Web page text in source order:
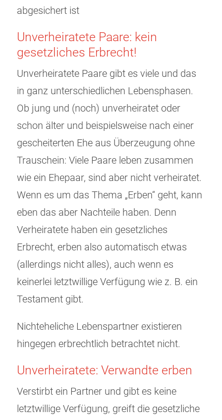
abgesichert ist
Unverheiratete Paare: kein
gesetzliches Erbrecht!
Unverheiratete Paare gibt es viele und das
in ganz unterschiedlichen Lebensphasen.
Ob jung und (noch) unverheiratet oder
schon älter und beispielsweise nach einer
gescheiterten Ehe aus Überzeugung ohne
Trauschein: Viele Paare leben zusammen
wie ein Ehepaar, sind aber nicht verheiratet.
Wenn es um das Thema „Erben“ geht, kann
eben das aber Nachteile haben. Denn
Verheiratete haben ein gesetzliches
Erbrecht, erben also automatisch etwas
(allerdings nicht alles), auch wenn es
keinerlei letztwillige Verfügung wie z. B. ein
Testament gibt.
Nichteheliche Lebenspartner existieren
hingegen erbrechtlich betrachtet nicht.
Unverheiratete: Verwandte erben
Verstirbt ein Partner und gibt es keine
letztwillige Verfügung, greift die gesetzliche